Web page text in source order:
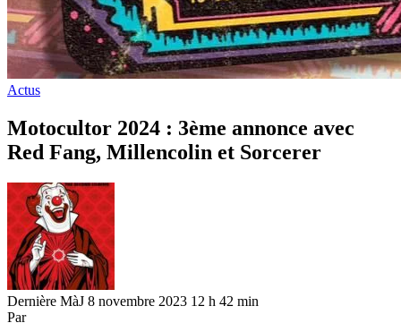
Actus
Motocultor 2024 : 3ème annonce avec
Red Fang, Millencolin et Sorcerer
Dernière MàJ 8 novembre 2023 12 h 42 min
Par